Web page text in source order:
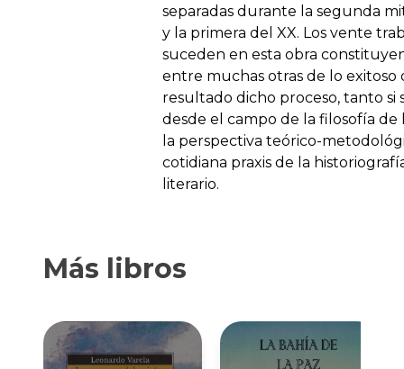
separadas durante la segunda
y la primera del XX. Los vente
suceden en esta obra
entre muchas otras de lo exitoso
resultado dicho proceso, tanto si
desde el campo de la filosofía de
la perspectiva teórico-
cotidiana praxis de la
literario.
Más libros